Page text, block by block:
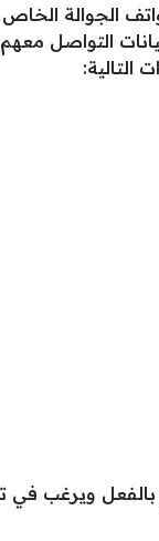
الجوالة
التواصل
التالية:
ويرغب في